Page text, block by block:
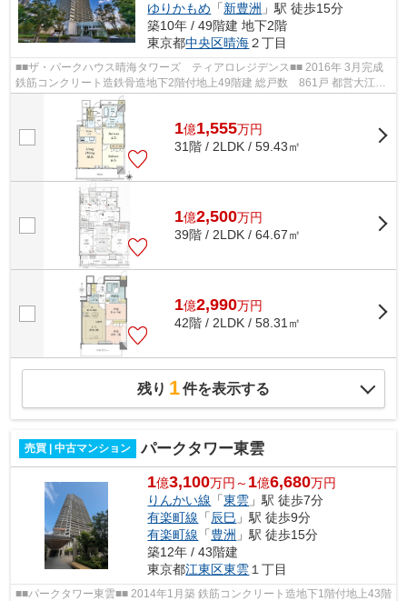
ゆりかもめ 「新豊洲 」駅 徒歩15分
築10年 / 49階建 地下2階
東京都中央区晴海２丁目
■■ザ・パークハウス晴海タワーズ ティアロレジデンス■■ 2016年 3月完成
鉄筋コンクリート造鉄骨造地下2階付地上49階建 総戸数 861戸 都営大江戸
線「勝どき」駅徒歩13分 東京メトロ...
1億1,555万円
31階 / 2LDK / 59.43㎡
1億2,500万円
39階 / 2LDK / 64.67㎡
1億2,990万円
42階 / 2LDK / 58.31㎡
残り 1件を表示する
売買 | 中古マンション パークタワー東雲
1億3,100万円～ 1億6,680万円
りんかい線 「東雲 」駅 徒歩7分
有楽町線 「 辰巳 」駅 徒歩9分
有楽町線 「豊洲 」駅 徒歩15分
築12年 / 43階建
東京都江東区東雲 １丁目
■■パークタワー東雲■■ 2014年1月築 鉄筋コンクリート造地下1階付地上43階